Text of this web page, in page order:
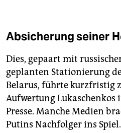
Absicherung seiner
Dies, gepaart mit
geplanten Stationierung
Belarus, führte kurzfristig
Aufwertung Lukaschenkos
Presse. Manche Medien
Putins Nachfolger ins Spiel.